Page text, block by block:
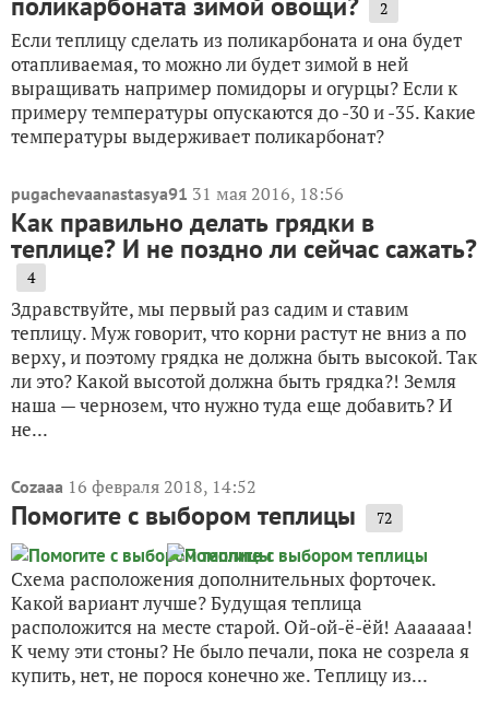
2
Если теплицу сделать из поликарбоната и она будет
отапливаемая, то можно ли будет зимой в ней
выращивать например помидоры и огурцы? Если к
примеру температуры опускаются до -30 и -35. Какие
температуры выдерживает поликарбонат?
pugachevaanastasya91 31 мая 2016, 18:56
Как правильно делать грядки в
теплице? И не поздно ли сейчас сажать?
4
Здравствуйте, мы первый раз садим и ставим
теплицу. Муж говорит, что корни растут не вниз а по
верху, и поэтому грядка не должна быть высокой. Так
ли это? Какой высотой должна быть грядка?! Земля
наша — чернозем, что нужно туда еще добавить? И
не...
Cozaaa 16 февраля 2018, 14:52
Помогите с выбором теплицы 72
Схема расположения дополнительных форточек.
Какой вариант лучше? Будущая теплица
расположится на месте старой. Ой-ой-ё-ёй! Ааааааа!
К чему эти стоны? Не было печали, пока не созрела я
купить, нет, не порося конечно же. Теплицу из...